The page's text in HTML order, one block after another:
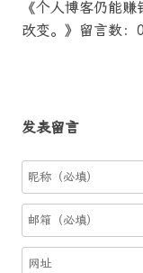
《个人博客仍能
改变。》留言数：0
发表留言